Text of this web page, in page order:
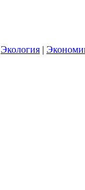
Экология |